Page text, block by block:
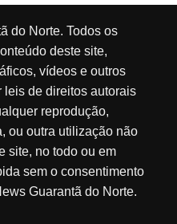
do Norte. Todos os
deste site,
vídeos e outros
leis de direitos autorais
reprodução,
ou outra utilização não
site, no todo ou em
sem o consentimento
Guarantã do Norte.